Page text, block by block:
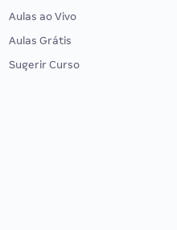
Aulas ao Vivo
Aulas Grátis
Sugerir Curso